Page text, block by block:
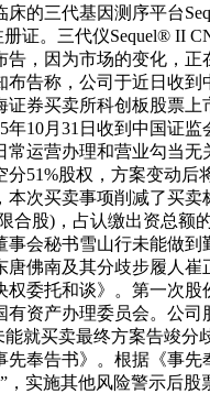
的三代基因测序平台
证。三代仪Sequel® II
，因为市场的变化，
告称，公司于近日收
券买卖所科创板股票
10月31日收到中国证
运营办理和营业勾当
51%股权，方案变动
次买卖事项削减了买
股)，占认缴出资总
会秘书雪山行未能做
佛南及其分歧步履人
委托和谈》。第一次
资产办理委员会。公
就买卖最终方案告竣
奉告书》。根据《事
实施其他风险警示后